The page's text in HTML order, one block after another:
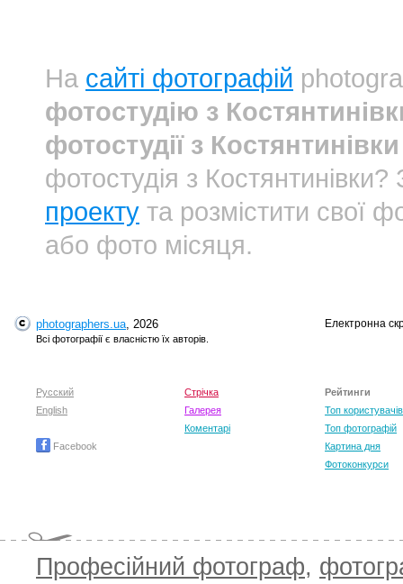
На сайті фотографій
фотостудію з
фотостудії з Костянтинівки
фотостудія з
проекту та розмістити свої
або фото місяця.
photographers.ua, 2026
Всі фотографії є власністю їх авторів.
Електронна
Русский
English
Facebook
Стрічка
Галерея
Коментарі
Рейтинги
Топ користувачів
Топ фотографій
Картина дня
Фотоконкурси
Професійний фотограф,